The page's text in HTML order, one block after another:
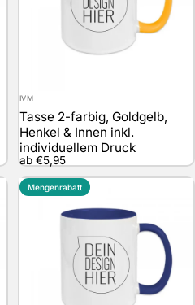
Anbieter:
IVM
Tasse 2-farbig, Goldgelb,
Henkel & Innen inkl.
individuellem Druck
ab €5,95
Mengenrabatt